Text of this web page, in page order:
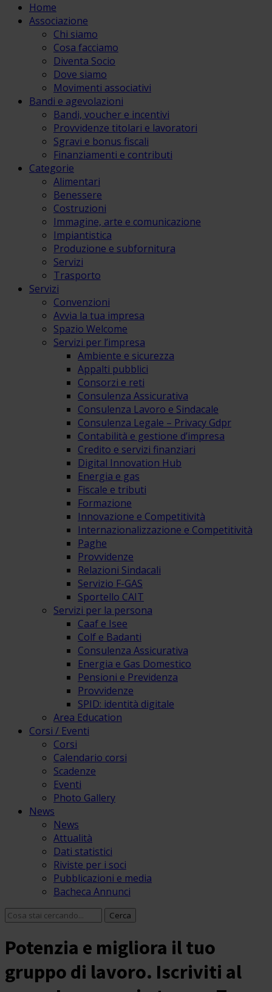
Home
Associazione
Chi siamo
Cosa facciamo
Diventa Socio
Dove siamo
Movimenti associativi
Bandi e agevolazioni
Bandi, voucher e incentivi
Provvidenze titolari e lavoratori
Sgravi e bonus fiscali
Finanziamenti e contributi
Categorie
Alimentari
Benessere
Costruzioni
Immagine, arte e comunicazione
Impiantistica
Produzione e subfornitura
Servizi
Trasporto
Servizi
Convenzioni
Avvia la tua impresa
Spazio Welcome
Servizi per l’impresa
Ambiente e sicurezza
Appalti pubblici
Consorzi e reti
Consulenza Assicurativa
Consulenza Lavoro e Sindacale
Consulenza Legale – Privacy Gdpr
Contabilità e gestione d’impresa
Credito e servizi finanziari
Digital Innovation Hub
Energia e gas
Fiscale e tributi
Formazione
Innovazione e Competitività
Internazionalizzazione e Competitività
Paghe
Provvidenze
Relazioni Sindacali
Servizio F-GAS
Sportello CAIT
Servizi per la persona
Caaf e Isee
Colf e Badanti
Consulenza Assicurativa
Energia e Gas Domestico
Pensioni e Previdenza
Provvidenze
SPID: identità digitale
Area Education
Corsi / Eventi
Corsi
Calendario corsi
Scadenze
Eventi
Photo Gallery
News
News
Attualità
Dati statistici
Riviste per i soci
Pubblicazioni e media
Bacheca Annunci
Potenzia e migliora il tuo
gruppo di lavoro. Iscriviti al